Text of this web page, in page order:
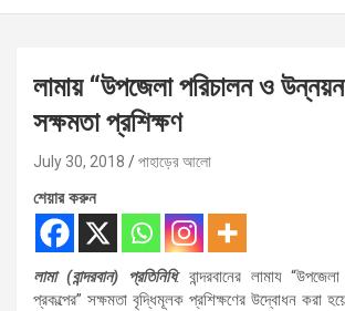
লামায় “উপজেলা পরিচালন ও উন্নয়ন
সক্ষমতা প্রশিক্ষণ
July 30, 2018 পাহাড়ের আলো
শেয়ার করুন
লামা (বান্দরবান) প্রতিনিধি: বান্দরবানের লামায
প্রকল্পের” সক্ষমতা বৃদ্ধিমূলক প্রশিক্ষণের উদ্বোধন করা